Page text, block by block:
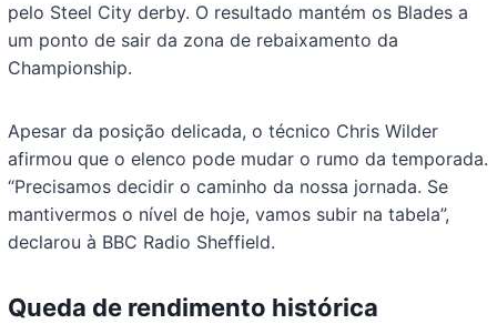
pelo Steel City derby. O resultado mantém os Blades a
um ponto de sair da zona de rebaixamento da
Championship.
Apesar da posição delicada, o técnico Chris Wilder
afirmou que o elenco pode mudar o rumo da temporada.
“Precisamos decidir o caminho da nossa jornada. Se
mantivermos o nível de hoje, vamos subir na tabela”,
declarou à BBC Radio Sheffield.
Queda de rendimento histórica